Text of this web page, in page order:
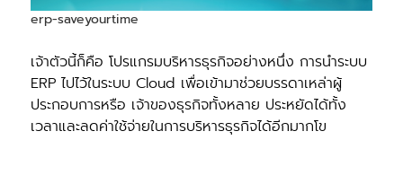
erp-saveyourtime
เจ้าตัวนี้ก็คือ โปรแกรมบริหารธุรกิจอย่างหนึ่ง การนําระบบ
ERP ไปไว้ในระบบ Cloud เพื่อเข้ามาช่วยบรรดาเหล่าผู้
ประกอบการหรือ เจ้าของธุรกิจทั้งหลาย ประหยัดได้ทั้ง
เวลาและลดค่าใช้จ่ายในการบริหารธุรกิจได้อีกมากโข